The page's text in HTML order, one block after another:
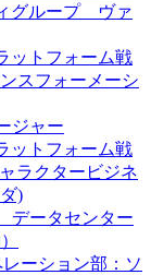
グループ ヴァ
ットフォーム戦
スフォーメーシ
ジャー
ットフォーム戦
ラクタービジネ
)
データセンター
ーション部：ソ